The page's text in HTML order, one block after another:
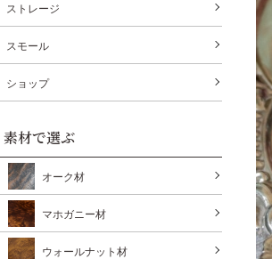
ストレージ
スモール
ショップ
素材で選ぶ
オーク材
マホガニー材
ウォールナット材